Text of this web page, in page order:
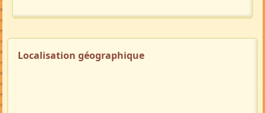
Localisation géographique